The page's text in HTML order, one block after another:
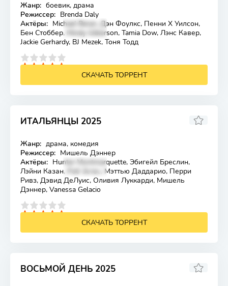
Лицензия
Жанр: боевик, драма
Режиссер: Brenda Daly
Актёры: Michael Beran, Дэн Фоулкс, Пенни Х Уилсон,
Бен Стоббер, Mindy Gilkerson, Tamia Dow, Лэнс Кавер,
Jackie Gerhardy, BJ Mezek, Тоня Тодд
СКАЧАТЬ ТОРРЕНТ
ИТАЛЬЯНЦЫ 2025
Лицензия
3.8
Жанр: драма, комедия
Режиссер: Мишель Дэннер
Актёры: Hunter Montmarquette, Эбигейл Бреслин,
Лэйни Казан, Роб Эстес, Мэттью Даддарио, Перри
Ривз, Дэвид ДеЛуис, Оливия Луккарди, Мишель
Дэннер, Vanessa Gelacio
СКАЧАТЬ ТОРРЕНТ
ВОСЬМОЙ ДЕНЬ 2025
5